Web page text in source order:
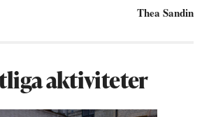
Thea Sandin
aktiviteter